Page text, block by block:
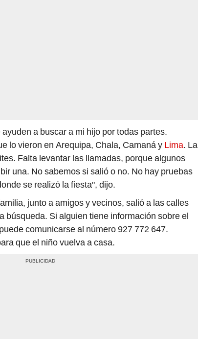
a buscar a mi hijo por todas partes.
lo vieron en Arequipa, Chala, Camaná y Lima. La
Falta levantar las llamadas, porque algunos
una. No sabemos si salió o no. No hay pruebas
se realizó la fiesta", dijo.
junto a amigos y vecinos, salió a las calles
búsqueda. Si alguien tiene información sobre el
comunicarse al número 927 772 647.
que el niño vuelva a casa.